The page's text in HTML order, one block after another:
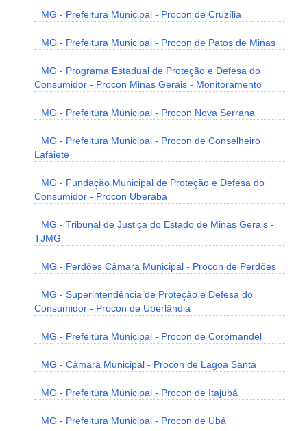
MG - Prefeitura Municipal - Procon de Cruzília
MG - Prefeitura Municipal - Procon de Patos de Minas
MG - Programa Estadual de Proteção e Defesa do
Consumidor - Procon Minas Gerais - Monitoramento
MG - Prefeitura Municipal - Procon Nova Serrana
MG - Prefeitura Municipal - Procon de Conselheiro
Lafaiete
MG - Fundação Municipal de Proteção e Defesa do
Consumidor - Procon Uberaba
MG - Tribunal de Justiça do Estado de Minas Gerais -
TJMG
MG - Perdões Câmara Municipal - Procon de Perdões
MG - Superintendência de Proteção e Defesa do
Consumidor - Procon de Uberlândia
MG - Prefeitura Municipal - Procon de Coromandel
MG - Câmara Municipal - Procon de Lagoa Santa
MG - Prefeitura Municipal - Procon de Itajubá
MG - Prefeitura Municipal - Procon de Ubá